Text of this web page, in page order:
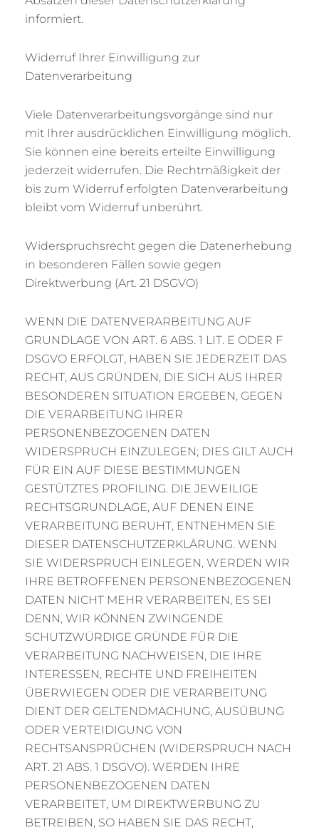
informiert.
Widerruf Ihrer Einwilligung zur
Datenverarbeitung
Viele Datenverarbeitungsvorgänge sind nur
mit Ihrer ausdrücklichen Einwilligung möglich.
Sie können eine bereits erteilte Einwilligung
jederzeit widerrufen. Die Rechtmäßigkeit der
bis zum Widerruf erfolgten Datenverarbeitung
bleibt vom Widerruf unberührt.
Widerspruchsrecht gegen die Datenerhebung
in besonderen Fällen sowie gegen
Direktwerbung (Art. 21 DSGVO)
WENN DIE DATENVERARBEITUNG AUF
GRUNDLAGE VON ART. 6 ABS. 1 LIT. E ODER F
DSGVO ERFOLGT, HABEN SIE JEDERZEIT DAS
RECHT, AUS GRÜNDEN, DIE SICH AUS IHRER
BESONDEREN SITUATION ERGEBEN, GEGEN
DIE VERARBEITUNG IHRER
PERSONENBEZOGENEN DATEN
WIDERSPRUCH EINZULEGEN; DIES GILT AUCH
FÜR EIN AUF DIESE BESTIMMUNGEN
GESTÜTZTES PROFILING. DIE JEWEILIGE
RECHTSGRUNDLAGE, AUF DENEN EINE
VERARBEITUNG BERUHT, ENTNEHMEN SIE
DIESER DATENSCHUTZERKLÄRUNG. WENN
SIE WIDERSPRUCH EINLEGEN, WERDEN WIR
IHRE BETROFFENEN PERSONENBEZOGENEN
DATEN NICHT MEHR VERARBEITEN, ES SEI
DENN, WIR KÖNNEN ZWINGENDE
SCHUTZWÜRDIGE GRÜNDE FÜR DIE
VERARBEITUNG NACHWEISEN, DIE IHRE
INTERESSEN, RECHTE UND FREIHEITEN
ÜBERWIEGEN ODER DIE VERARBEITUNG
DIENT DER GELTENDMACHUNG, AUSÜBUNG
ODER VERTEIDIGUNG VON
RECHTSANSPRÜCHEN (WIDERSPRUCH NACH
ART. 21 ABS. 1 DSGVO). WERDEN IHRE
PERSONENBEZOGENEN DATEN
VERARBEITET, UM DIREKTWERBUNG ZU
BETREIBEN, SO HABEN SIE DAS RECHT,